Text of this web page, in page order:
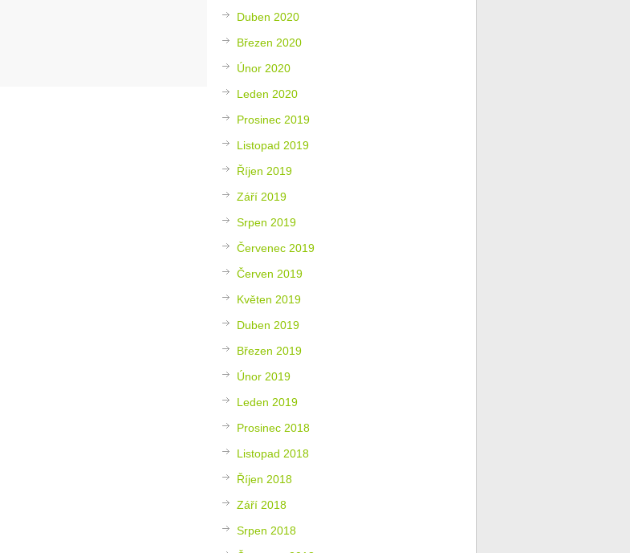
Duben 2020
Březen 2020
Únor 2020
Leden 2020
Prosinec 2019
Listopad 2019
Říjen 2019
Září 2019
Srpen 2019
Červenec 2019
Červen 2019
Květen 2019
Duben 2019
Březen 2019
Únor 2019
Leden 2019
Prosinec 2018
Listopad 2018
Říjen 2018
Září 2018
Srpen 2018